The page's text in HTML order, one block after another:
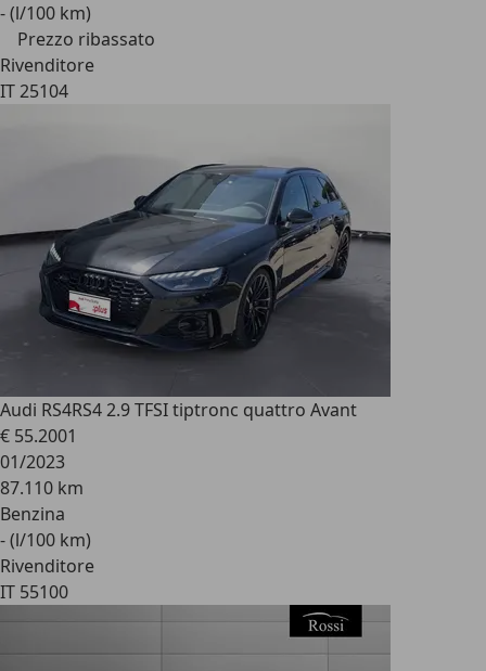
- (l/100 km)
Prezzo ribassato
Rivenditore
IT 25104
Audi RS4RS4 2.9 TFSI tiptronc quattro Avant
€ 55.2001
01/2023
87.110 km
Benzina
- (l/100 km)
Rivenditore
IT 55100